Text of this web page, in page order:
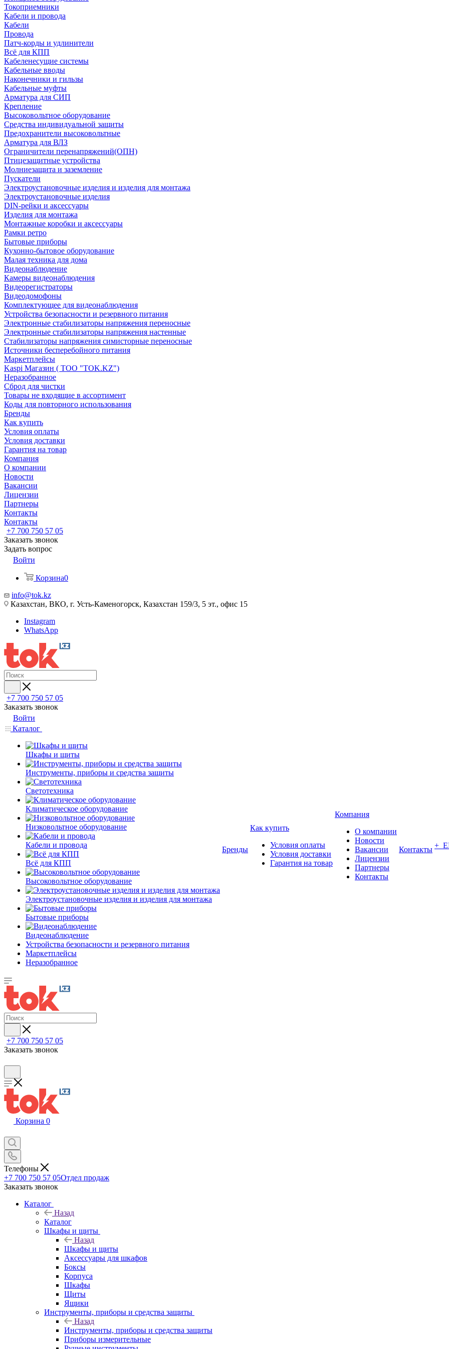
Токоприемники
Кабели и провода
Кабели
Провода
Патч-корды и удлинители
Всё для КПП
Кабеленесущие системы
Кабельные вводы
Наконечники и гильзы
Кабельные муфты
Арматура для СИП
Крепление
Высоковольтное оборудование
Средства индивидуальной защиты
Предохранители высоковольтные
Арматура для ВЛЗ
Ограничители перенапряжений(ОПН)
Птицезащитные устройства
Молниезащита и заземление
Пускатели
Электроустановочные изделия и изделия для монтажа
Электроустановочные изделия
DIN-рейки и аксессуары
Изделия для монтажа
Монтажные коробки и аксессуары
Рамки ретро
Бытовые приборы
Кухонно-бытовое оборудование
Малая техника для дома
Видеонаблюдение
Камеры видеонаблюдения
Видеорегистраторы
Видеодомофоны
Комплектующее для видеонаблюдения
Устройства безопасности и резервного питания
Электронные стабилизаторы напряжения переносные
Электронные стабилизаторы напряжения настенные
Стабилизаторы напряжения симисторные переносные
Источники бесперебойного питания
Маркетплейсы
Kaspi Магазин ( ТОО "TOK.KZ")
Неразобранное
Сброд для чистки
Товары не входящие в ассортимент
Коды для повторного использования
Бренды
Как купить
Условия оплаты
Условия доставки
Гарантия на товар
Компания
О компании
Новости
Вакансии
Лицензии
Партнеры
Контакты
Контакты
+7 700 750 57 05
Заказать звонок
Задать вопрос
Войти
Корзина0
info@tok.kz
Казахстан, ВКО, г. Усть-Каменогорск, Казахстан 159/3, 5 эт., офис 15
Instagram
WhatsApp
+7 700 750 57 05
Заказать звонок
Войти
Каталог
Шкафы и щиты
Инструменты, приборы и средства защиты
Светотехника
Климатическое оборудование
Низковольтное оборудование
Кабели и провода
Всё для КПП
Высоковольтное оборудование
Электроустановочные изделия и изделия для монтажа
Бытовые приборы
Видеонаблюдение
Устройства безопасности и резервного питания
Маркетплейсы
Неразобранное
Бренды
Как купить
Условия оплаты
Условия доставки
Гарантия на товар
Компания
О компании
Новости
Вакансии
Лицензии
Партнеры
Контакты
Контакты +
+7 700 750 57 05
Заказать звонок
Корзина 0
Телефоны
+7 700 750 57 05Отдел продаж
Заказать звонок
Каталог
Назад
Каталог
Шкафы и щиты
Назад
Шкафы и щиты
Аксессуары для шкафов
Боксы
Корпуса
Шкафы
Щиты
Ящики
Инструменты, приборы и средства защиты
Назад
Инструменты, приборы и средства защиты
Приборы измерительные